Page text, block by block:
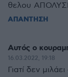
θελου
ΑΠΑΝΤΗΣΗ
Αυτός ο
16.03.2022, 19:18
Γιατί δεν